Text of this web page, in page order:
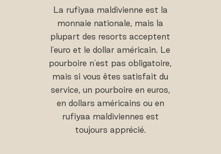
La rufiyaa maldivienne est la
monnaie nationale, mais la
plupart des resorts acceptent
l'euro et le dollar américain. Le
pourboire n'est pas obligatoire,
mais si vous êtes satisfait du
service, un pourboire en euros,
en dollars américains ou en
rufiyaa maldiviennes est
toujours apprécié.